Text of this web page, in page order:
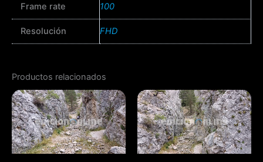
Frame rate 100
Resolución FHD
Productos relacionados